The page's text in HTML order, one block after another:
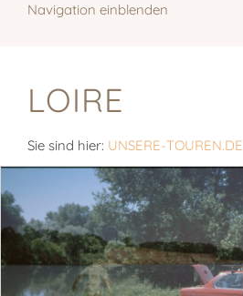
Navigation einblenden
LOIRE
Sie sind hier: UNSERE-TOUREN.DE